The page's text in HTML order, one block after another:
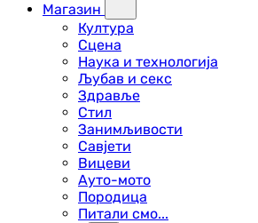
Магазин
Култура
Сцена
Наука и технологија
Љубав и секс
Здравље
Стил
Занимљивости
Савјети
Вицеви
Ауто-мото
Породица
Питали смо...